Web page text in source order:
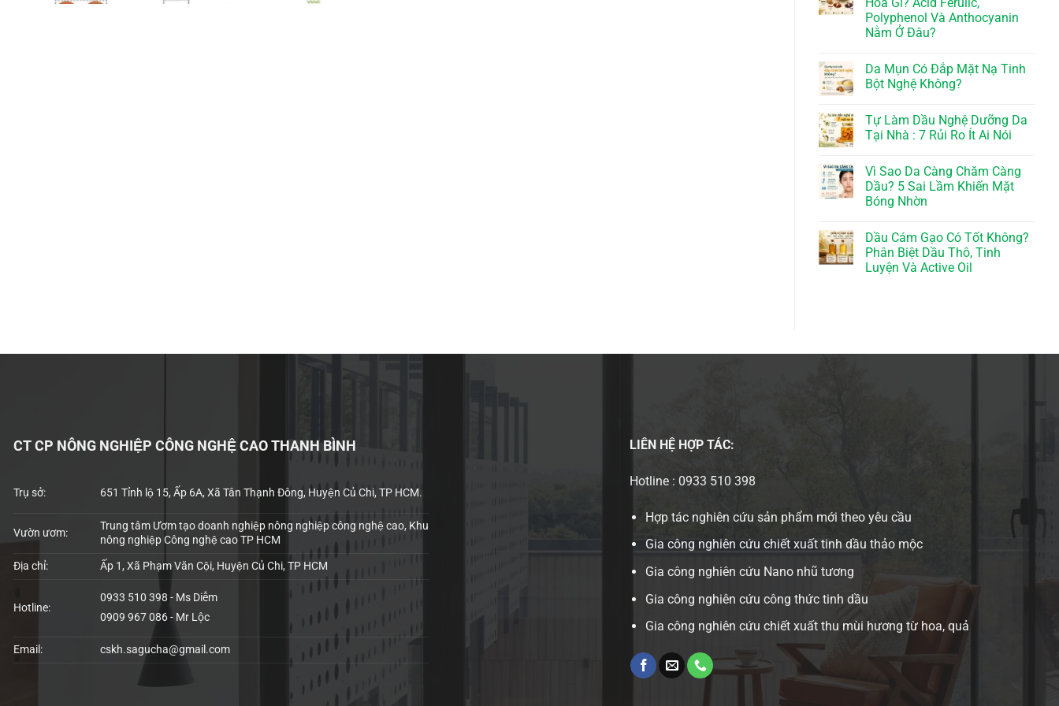
Polyphenol Và Anthocyanin
Nằm Ở Đâu?
Da Mụn Có Đắp Mặt Nạ Tinh
Bột Nghệ Không?
Tự Làm Dầu Nghệ Dưỡng Da
Tại Nhà : 7 Rủi Ro Ít Ai Nói
Vì Sao Da Càng Chăm Càng
Dầu? 5 Sai Lầm Khiến Mặt
Bóng Nhờn
Dầu Cám Gạo Có Tốt Không?
Phân Biệt Dầu Thô, Tinh
Luyện Và Active Oil
CT CP NÔNG NGHIỆP CÔNG NGHỆ CAO THANH BÌNH
Trụ sở: 651 Tỉnh lộ 15, Ấp 6A, Xã Tân Thạnh Đông, Huyện Củ Chi, TP HCM.
Vườn ươm:
Trung tâm Ươm tạo doanh nghiệp nông nghiệp công nghệ cao, Khu
nông nghiệp Công nghệ cao TP HCM
Địa chỉ: Ấp 1, Xã Phạm Văn Cội, Huyện Củ Chi, TP HCM
Hotline:
0933 510 398 - Ms Diễm
0909 967 086 - Mr Lộc
Email: cskh.sagucha@gmail.com
LIÊN HỆ HỢP TÁC:
Hotline : 0933 510 398
Hợp tác nghiên cứu sản phẩm mới theo yêu cầu
Gia công nghiên cứu chiết xuất tinh dầu thảo mộc
Gia công nghiên cứu Nano nhũ tương
Gia công nghiên cứu công thức tinh dầu
Gia công nghiên cứu chiết xuất thu mùi hương từ hoa, quả